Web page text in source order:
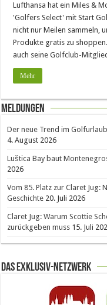
Lufthansa hat ein Miles &
'Golfers Select' mit Start
nicht nur Meilen sammeln,
Produkte gratis zu
auch seine Golfclub-
Mehr
Meldungen
Der neue Trend im
4. August 2026
Luštica Bay baut
2026
Vom 85. Platz zur Claret Jug:
Geschichte 20. Juli 2026
Claret Jug: Warum Scottie
zurückgeben muss 15. Juli
Das Exklusiv-Netzwerk